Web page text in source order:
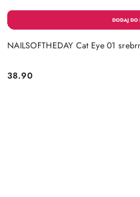
NAILSOFTHEDAY Cat Eye 01
Cena:
38.90